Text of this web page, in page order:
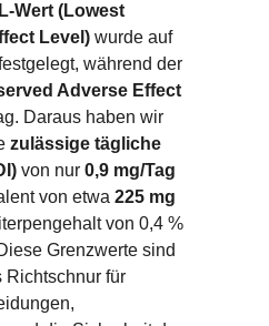
Wert (Lowest
Level) wurde auf
während der
Adverse Effect
Daraus haben wir
zulässige tägliche
von nur 0,9 mg/Tag
von etwa 225 mg
von 0,4 %
Grenzwerte sind
Richtschnur für